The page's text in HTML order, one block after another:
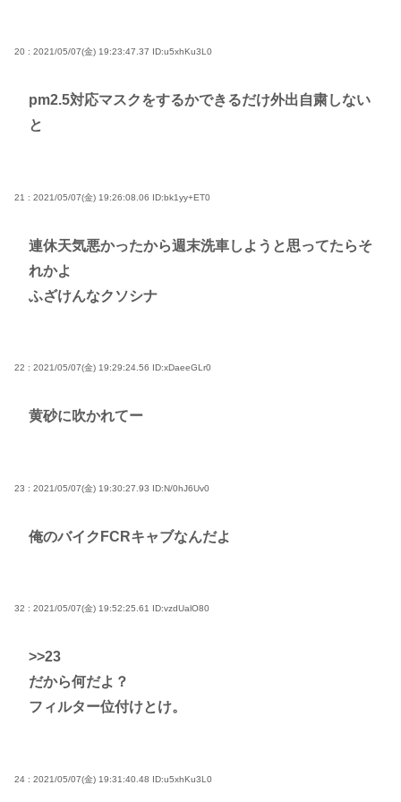
20 : 2021/05/07(金) 19:23:47.37 ID:u5xhKu3L0
pm2.5対応マスクをするかできるだけ外出自粛しない
と
21 : 2021/05/07(金) 19:26:08.06 ID:bk1yy+ET0
連休天気悪かったから週末洗車しようと思ってたらそ
れかよ
ふざけんなクソシナ
22 : 2021/05/07(金) 19:29:24.56 ID:xDaeeGLr0
黄砂に吹かれてー
23 : 2021/05/07(金) 19:30:27.93 ID:N/0hJ6Uv0
俺のバイクFCRキャブなんだよ
32 : 2021/05/07(金) 19:52:25.61 ID:vzdUalO80
>>23
だから何だよ？
フィルター位付けとけ。
24 : 2021/05/07(金) 19:31:40.48 ID:u5xhKu3L0